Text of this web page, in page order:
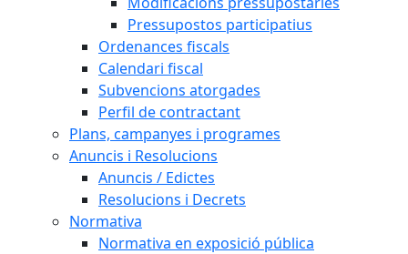
Pressupostos participatius
Ordenances fiscals
Calendari fiscal
Subvencions atorgades
Perfil de contractant
Plans, campanyes i programes
Anuncis i Resolucions
Anuncis / Edictes
Resolucions i Decrets
Normativa
Normativa en exposició pública